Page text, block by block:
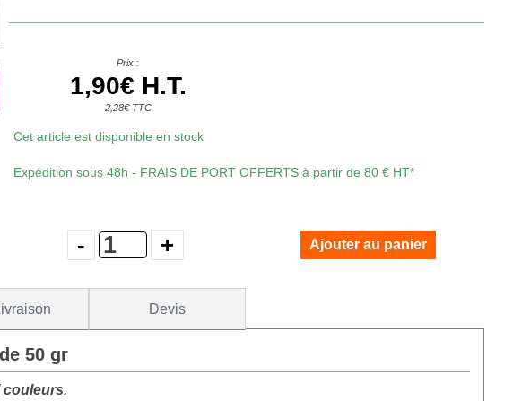
Prix :
1,90€ H.T.
2,28€ TTC
Cet article est disponible en stock
Expédition sous 48h - FRAIS DE PORT OFFERTS à partir de 80 € HT*
50 gr
couleurs.
Devis